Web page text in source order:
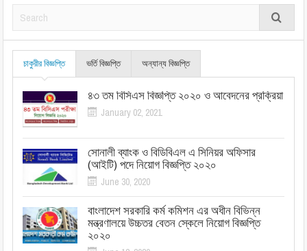
চাকুরীর বিজ্ঞপ্তি ভর্তি বিজ্ঞপ্তি অন্যান্য বিজ্ঞপ্তি
৪৩ তম বিসিএস বিজ্ঞপ্তি ২০২০ ও আবেদনের প্রক্রিয়া
January 02, 2021
সোনালী ব্যাংক ও বিডিবিএল এ সিনিয়র অফিসার
(আইটি) পদে নিয়োগ বিজ্ঞপ্তি ২০২০
June 30, 2020
বাংলাদেশ সরকারি কর্ম কমিশন এর অধীন বিভিন্ন
মন্ত্রণালয়ে উচ্চতর বেতন স্কেলে নিয়োগ বিজ্ঞপ্তি
২০২০